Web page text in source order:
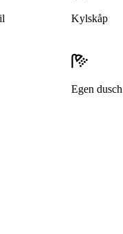
Kylskåp
Egen dusch